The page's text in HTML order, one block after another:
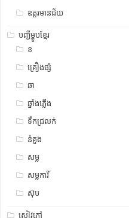
ឧត្ដរមានជ័យ
បញ្ជីម្ហូបខ្មែរ
ខ
គ្រឿងផ្សំ
ឆា
ឆ្នាំងភ្លើង
ទឹកជ្រលក់
នំគួង
សម្ល
សម្លការី
ស៊ុប
សៀវភៅ